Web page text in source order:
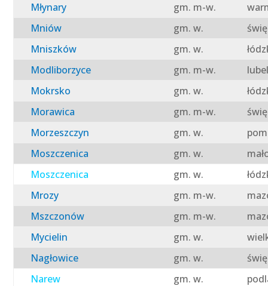
Młynary
gm. m-w.
Mniów
gm. w.
Mniszków
gm. w.
Modliborzyce
gm. m-w.
Mokrsko
gm. w.
Morawica
gm. m-w.
Morzeszczyn
gm. w.
Moszczenica
gm. w.
Moszczenica
gm. w.
Mrozy
gm. m-w.
Mszczonów
gm. m-w.
Mycielin
gm. w.
Nagłowice
gm. w.
Narew
gm. w.